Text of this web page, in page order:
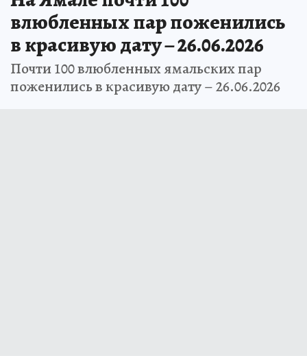
влюбленных пар поженились
в красивую дату – 26.06.2026
Почти 100 влюбленных ямальских пар
поженились в красивую дату – 26.06.2026